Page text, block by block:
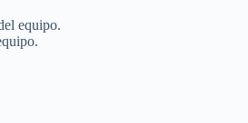
equipo.